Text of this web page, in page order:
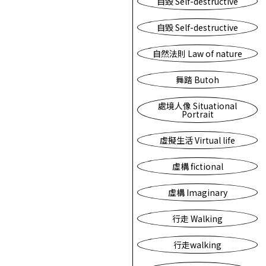
自毀 Self-destructive
自然法則 Law of nature
舞踏 Butoh
處境人像 Situational
Portrait
虛擬生活 Virtual life
虛構 fictional
虛構 Imaginary
行走 Walking
行走walking